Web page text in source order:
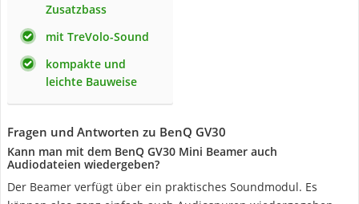
Zusatzbass
mit TreVolo-Sound
kompakte und
leichte Bauweise
Fragen und Antworten zu BenQ GV30
Kann man mit dem BenQ GV30 Mini Beamer auch
Audiodateien wiedergeben?
Der Beamer verfügt über ein praktisches Soundmodul. Es